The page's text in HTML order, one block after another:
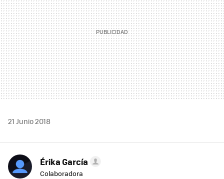
21 Junio 2018
Érika García
Colaboradora